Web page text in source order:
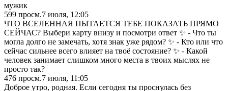
мужик
599 просм.7 июля, 12:05
ЧТО ВСЕЛЕННАЯ ПЫТАЕТСЯ ТЕБЕ ПОКАЗАТЬ ПРЯМО
СЕЙЧАС? Выбери карту внизу и посмотри ответ ✨ - Что ты
могла долго не замечать, хотя знак уже рядом? ✨ - Кто или что
сейчас сильнее всего влияет на твоё состояние? ✨ - Какой
человек занимает слишком много места в твоих мыслях не
просто так?
476 просм.7 июля, 11:05
Доброе утро, родная. Если сегодня ты проснулась без